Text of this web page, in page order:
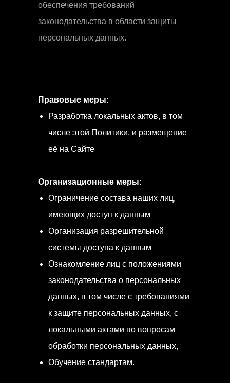
Правовые меры:
Разработка локальных актов, в том
числе этой Политики, и размещение
её на Сайте
Организационные меры:
Ограничение состава наших лиц,
имеющих доступ к данным
Организация разрешительной
системы доступа к данным
Ознакомление лиц с положениями
законодательства о персональных
данных, в том числе с требованиями
к защите персональных данных, с
локальными актами по вопросам
обработки персональных данных,
Обучение стандартам.
обеспечения требований
законодательства в области защиты
персональных данных.